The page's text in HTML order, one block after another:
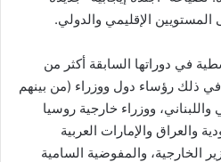
الإقليمي والدولي.
في دوراتها السابقة أكثر من
في ذلك رؤساء دول ووزراء (من بينهم
ووزراء خارجية روسيا
والعراق والإمارات العربية
الخارجية، والمفوضية السامية